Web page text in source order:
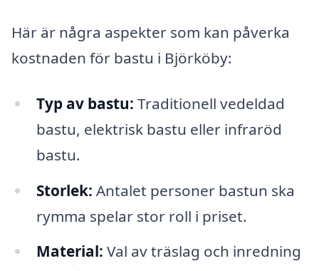
Här är några aspekter som kan påverka
kostnaden för bastu i Björköby:
Typ av bastu: Traditionell vedeldad
bastu, elektrisk bastu eller infraröd
bastu.
Storlek: Antalet personer bastun ska
rymma spelar stor roll i priset.
Material: Val av träslag och inredning